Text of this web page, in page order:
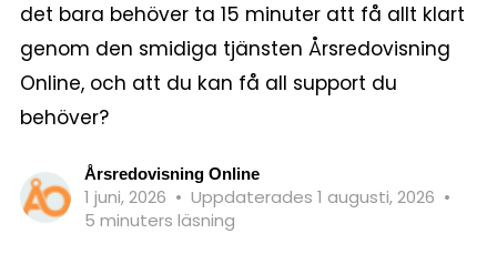
det bara behöver ta 15 minuter att få allt klart
genom den smidiga tjänsten Årsredovisning
Online, och att du kan få all support du
behöver?
Årsredovisning Online
1 juni, 2026 • Uppdaterades 1 augusti, 2026 •
5 minuters läsning